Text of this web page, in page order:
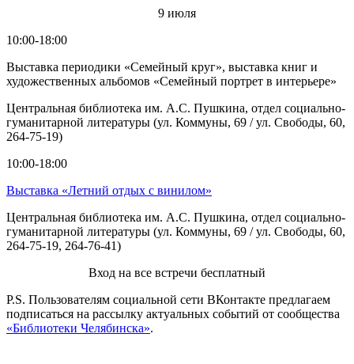
9 июля
10:00-18:00
Выставка периодики «Семейный круг», выставка книг и
художественных альбомов «Семейный портрет в интерьере»
Центральная библиотека им. А.С. Пушкина, отдел социально-
гуманитарной литературы (ул. Коммуны, 69 / ул. Свободы, 60,
264-75-19)
10:00-18:00
Выставка «Летний отдых с винилом»
Центральная библиотека им. А.С. Пушкина, отдел социально-
гуманитарной литературы (ул. Коммуны, 69 / ул. Свободы, 60,
264-75-19, 264-76-41)
Вход на все встречи бесплатный
P.S. Пользователям социальной сети ВКонтакте предлагаем
подписаться на рассылку актуальных событий от сообщества
«Библиотеки Челябинска».